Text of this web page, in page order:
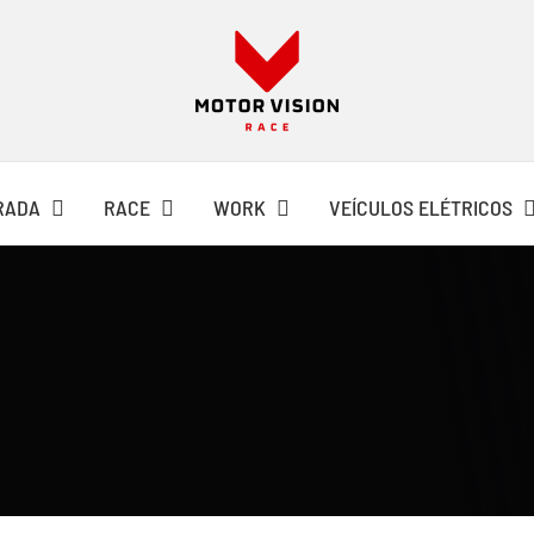
RACE WORK VEÍCULOS ELÉTRICOS